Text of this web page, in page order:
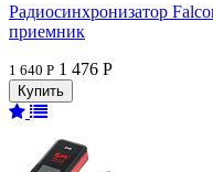
Радиосинхронизатор
приемник
1 640 Р 1 476 Р